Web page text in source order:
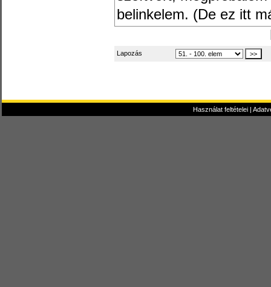
belinkelem. (De ez itt
Lapozás
Használat feltételei|